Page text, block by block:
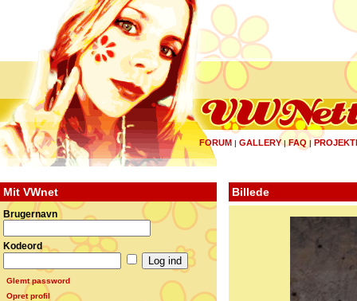
FORUM | GALLERY|FAQ |
Mit VWnet
Brugernavn
Kodeord
Glemt password
Opret profil
Billede